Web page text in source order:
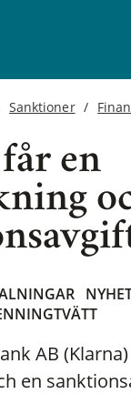
Sanktioner
en
AB
en